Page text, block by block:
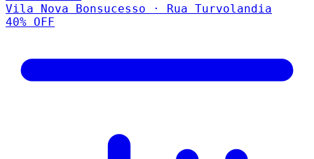
Vila Nova Bonsucesso · Rua Turvolandia
40% OFF